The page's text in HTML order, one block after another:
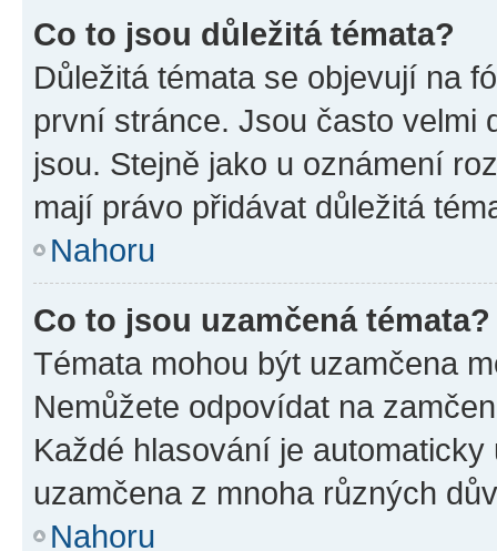
Co to jsou důležitá témata?
Důležitá témata se objevují na
první stránce. Jsou často velmi
jsou. Stejně jako u oznámení
mají právo přidávat důležitá
Nahoru
Co to jsou uzamčená témata?
Témata mohou být uzamčena
Nemůžete odpovídat na
Každé hlasování je
uzamčena z mnoha různých
Nahoru